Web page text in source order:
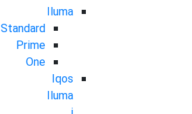
Iluma
Standard
Prime
One
Iqos
Iluma